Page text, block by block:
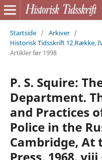
Startside / Arkiver /
Historisk Tidsskrift 12.Række,
Artikler før 1998
P. S. Squire:
Department.
and Practices
Police in the
Cambridge, At